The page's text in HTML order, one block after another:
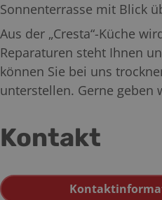
Sonnenterrasse mit Blick
Aus der „Cresta“-Küche
Reparaturen steht Ihnen
können Sie bei uns
unterstellen. Gerne geben
Kontakt